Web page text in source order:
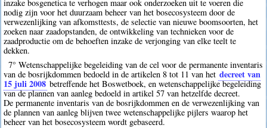
inzake bosgenetica te verhogen maar ook onderzoeken uit te voeren die
nodig zijn voor het duurzaam beheer van het bosecosysteem door de
verwezenlijking van afkomsttests, de selectie van nieuwe boomsoorten, het
zoeken naar zaadopstanden, de ontwikkeling van technieken voor de
zaadproductie om de behoeften inzake de verjonging van elke teelt te
dekken.
7° Wetenschappelijke begeleiding van de cel voor de permanente inventaris
van de bosrijkdommen bedoeld in de artikelen 8 tot 11 van het decreet van
15 juli 2008 betreffende het Boswetboek, en wetenschappelijke begeleiding
van de plannen van aanleg bedoeld in artikel 57 van hetzelfde decreet.
De permanente inventaris van de bosrijkdommen en de verwezenlijking van
de plannen van aanleg blijven twee wetenschappelijke pijlers waarop het
beheer van het bosecosysteem wordt gebaseerd.